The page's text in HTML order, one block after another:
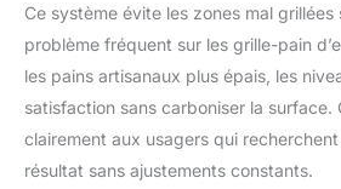
le petit
efficace
famille.
15 ans :
nos
réparation
Ce système évite les zones mal grillées
problème fréquent sur les grille-pain
les pains artisanaux plus épais, les
satisfaction sans carboniser la surface.
clairement aux usagers qui
résultat sans ajustements constants.